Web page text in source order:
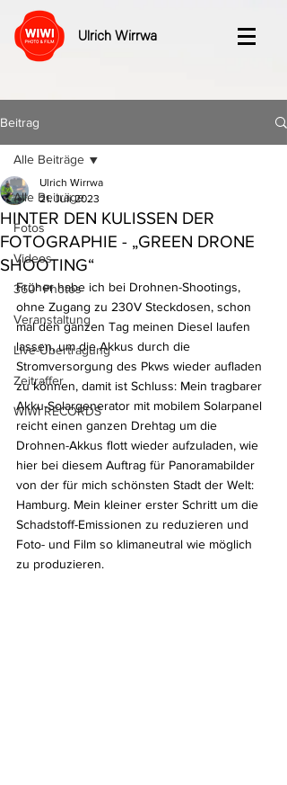
Ulrich Wirrwa
Beitrag
Alle Beiträge
Fotos
Videos
360° Photos
Veranstaltung
Live-Übertragung
Zeitraffer
WIWI RECORDS
Alle Beiträge
HINTER DEN KULISSEN DER
FOTOGRAPHIE - „GREEN DRONE
SHOOTING“
Ulrich Wirrwa
21. Juli 2023
Früher habe ich bei Drohnen-Shootings,
ohne Zugang zu 230V Steckdosen, schon
mal den ganzen Tag meinen Diesel laufen
lassen, um die Akkus durch die
Stromversorgung des Pkws wieder aufladen
zu können, damit ist Schluss: Mein tragbarer
Akku-Solargenerator mit mobilem Solarpanel
reicht einen ganzen Drehtag um die
Drohnen-Akkus flott wieder aufzuladen, wie
hier bei diesem Auftrag für Panoramabilder
von der für mich schönsten Stadt der Welt:
Hamburg. Mein kleiner erster Schritt um die
Schadstoff-Emissionen zu reduzieren und
Foto- und Film so klimaneutral wie möglich
zu produzieren.